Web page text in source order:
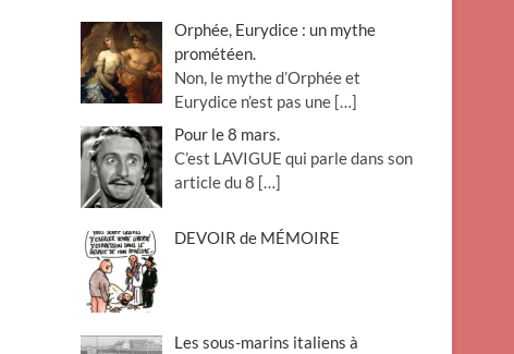
Orphée, Eurydice : un mythe
prométéen.
Non, le mythe d’Orphée et
Eurydice n’est pas une […]
Pour le 8 mars.
C’est LAVIGUE qui parle dans son
article du 8 […]
DEVOIR de MÉMOIRE
Les sous-marins italiens à